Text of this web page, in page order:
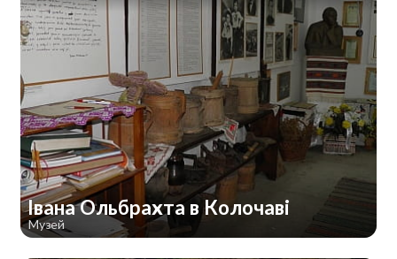
Івана Ольбрахта в Колочаві
Музей